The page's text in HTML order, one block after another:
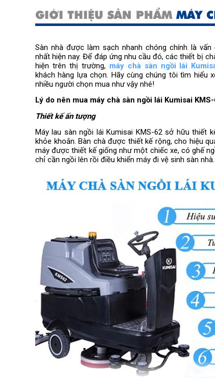
Xuất xứ:
Chính
Nhật Bản
GIỚI THIỆU SẢN PHẨM MÁY
Sàn nhà được làm sạch nhanh chóng chính là
nhất hiện nay. Để đáp ứng nhu cầu đó, các thiết bị
hiện trên thị trường, máy chà sàn ngồi lái
khách hàng lựa chọn. Hãy cùng chúng tôi tìm hiểu
nhiều người chọn mua như vậy nhé!
Lý do nên mua máy chà sàn ngồi lái Kumisai
Thiết kế ấn tượng
Máy lau sàn ngồi lái Kumisai KMS-62 sở hữu thiết
khỏe khoắn. Bàn chà được thiết kế rộng, cho hiệu
máy được thiết kế giống như một chiếc xe, có ghế
chỉ cần ngồi lên rồi điều khiển máy đi vệ sinh sàn nhà.